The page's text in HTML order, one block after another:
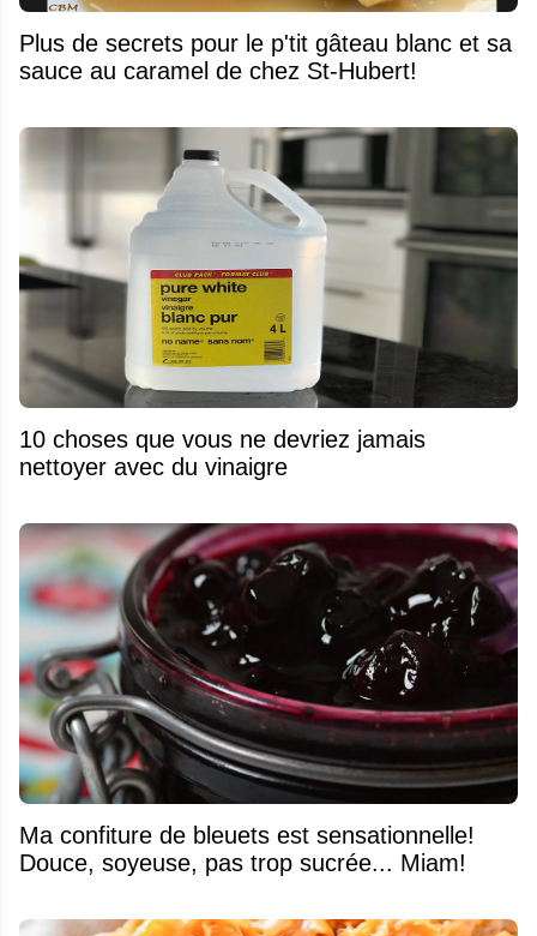
Plus de secrets pour le p'tit gâteau blanc et sa
sauce au caramel de chez St-Hubert!
10 choses que vous ne devriez jamais
nettoyer avec du vinaigre
Ma confiture de bleuets est sensationnelle!
Douce, soyeuse, pas trop sucrée... Miam!